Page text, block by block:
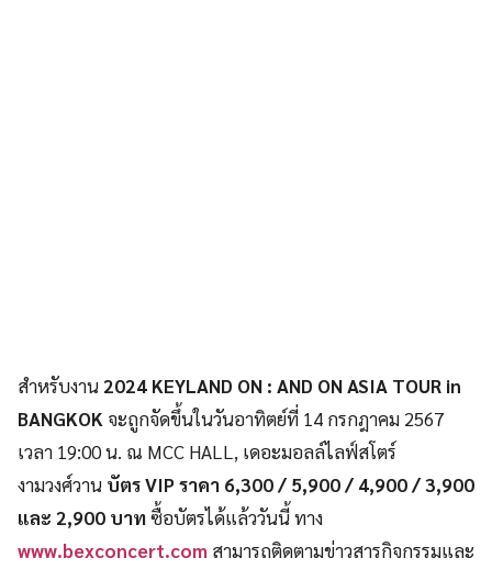
สำหรับงาน 2024 KEYLAND ON : AND ON ASIA TOUR in
BANGKOK จะถูกจัดขึ้นในวันอาทิตย์ที่ 14 กรกฎาคม 2567
เวลา 19:00 น. ณ MCC HALL, เดอะมอลล์ไลฟ์สโตร์
งามวงศ์วาน บัตร VIP ราคา 6,300 / 5,900 / 4,900 / 3,900
และ 2,900 บาทซื้อบัตรได้แล้ววันนี้ ทาง
www.bexconcert.com สามารถติดตามข่าวสารกิจกรรมและ